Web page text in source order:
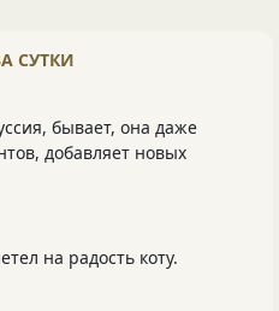
СУТКИ
бывает, она даже
добавляет новых
на радость коту.